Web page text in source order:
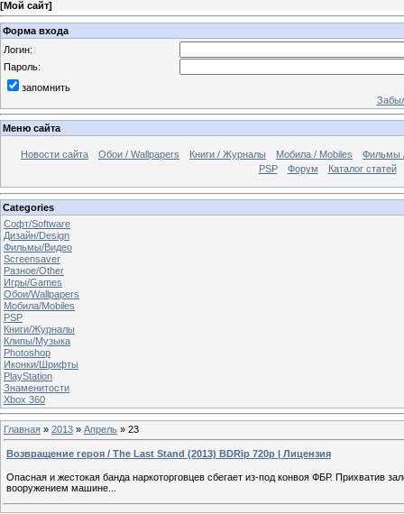
[Мой сайт]
Форма входа
Логин:
Пароль:
запомнить
Меню сайта
Новости сайта Обои / Wallpapers Книги / Журналы Мобила / Mobiles
Фильмы
PSP
Форум Каталог статей
Categories
Софт/Software
Дизайн/Design
Фильмы/Видео
Screensaver
Разное/Other
Игры/Games
Обои/Wallpapers
Мобила/Mobiles
PSP
Книги/Журналы
Клипы/Музыка
Photoshop
Иконки/Шрифты
PlayStation
Знаменитости
Xbox 360
Главная » 2013 » Апрель » 23
Возвращение героя / The Last Stand (2013) BDRip 720p | Лицензия
Опасная и жестокая банда наркоторговцев сбегает из-под конвоя ФБР. Прихватив
вооружением машине...